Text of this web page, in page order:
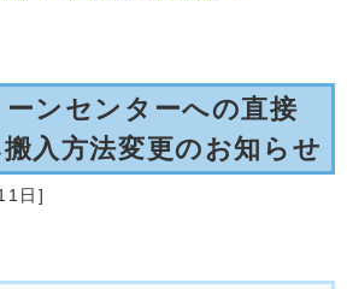
ンセンターへの直接
入方法変更のお知らせ
日 ]